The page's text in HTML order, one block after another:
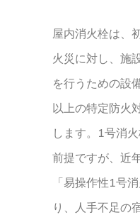
屋内消火栓は、
火災に対し、施
を行うための設
以上の特定防火
します。1号消
前提ですが、近
「易操作性1号
り、人手不足の